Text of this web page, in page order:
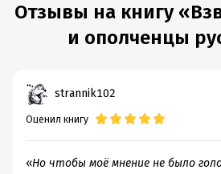
Отзывы на книгу
и ополченцы
strannik102
Оценил книгу
«Но чтобы моё мнение не было